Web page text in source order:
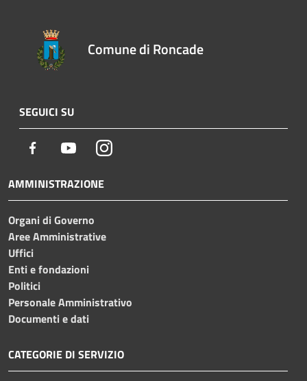
Comune di Roncade
SEGUICI SU
Facebook YoutubeInstagram
AMMINISTRAZIONE
Organi di Governo
Aree Amministrative
Uffici
Enti e fondazioni
Politici
Personale Amministrativo
Documenti e dati
CATEGORIE DI SERVIZIO